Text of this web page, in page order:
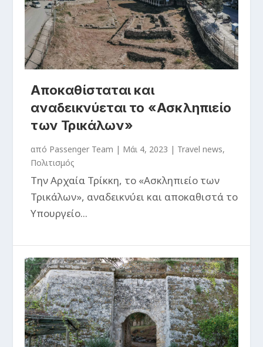
Αποκαθίσταται και
αναδεικνύεται το «Ασκληπιείο
των Τρικάλων»
από Passenger Team | Μάι 4, 2023 | Travel news,
Πολιτισμός
Την Αρχαία Τρίκκη, το «Ασκληπιείο των
Τρικάλων», αναδεικνύει και αποκαθιστά το
Υπουργείο...